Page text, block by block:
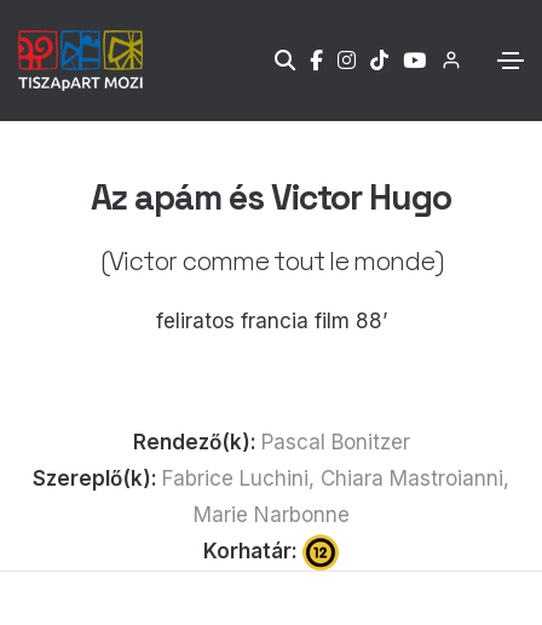
Az apám és Victor Hugo
(Victor comme tout le monde)
feliratos francia film 88’
Rendező(k): Pascal Bonitzer
Szereplő(k): Fabrice Luchini, Chiara Mastroianni,
Marie Narbonne
Korhatár: